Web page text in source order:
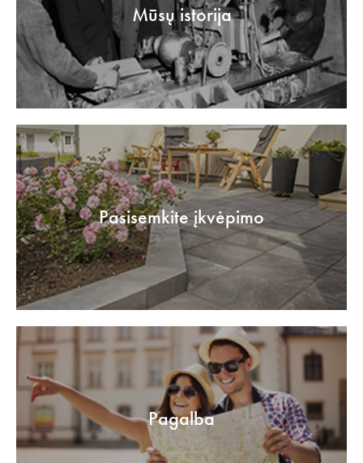
Mūsų istorija
Pasisemkite įkvėpimo
Pagalba